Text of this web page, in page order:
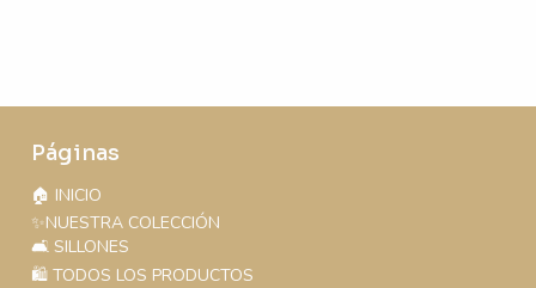
Páginas
🏠 INICIO
✨NUESTRA COLECCIÓN
🛋️ SILLONES
🛍️ TODOS LOS PRODUCTOS